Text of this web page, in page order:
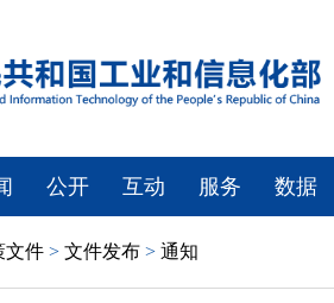
公开 互动 服务 数据
文件 > 文件发布 > 通知